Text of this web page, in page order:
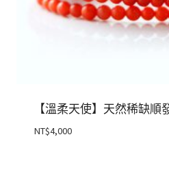
【溫柔天使】天然稀缺
NT$4,000